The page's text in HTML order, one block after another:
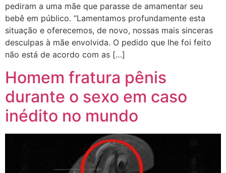
pediram a uma mãe que parasse de amamentar seu
bebê em público. “Lamentamos profundamente esta
situação e oferecemos, de novo, nossas mais sinceras
desculpas à mãe envolvida. O pedido que lhe foi feito
não está de acordo com as […]
Homem fratura pênis
durante o sexo em caso
inédito no mundo